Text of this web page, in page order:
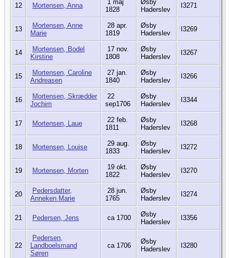
12 Mortensen, Anna
1 maj
1828
Øsby
Haderslev
I3271
13
Mortensen, Anne
Marie
28 apr.
1819
Øsby
Haderslev
I3269
14
Mortensen, Bodel
Kirstine
17 nov.
1808
Øsby
Haderslev
I3267
15
Mortensen, Caroline
Andreasen
27 jan.
1840
Øsby
Haderslev
I3266
16
Mortensen, Skrædder
Jochim
22
sep1706
Øsby
Haderslev
I3344
17 Mortensen, Laue
22 feb.
1811
Øsby
Haderslev
I3268
18 Mortensen, Louise
29 aug.
1833
Øsby
Haderslev
I3272
19 Mortensen, Morten
19 okt.
1822
Øsby
Haderslev
I3270
20
Pedersdatter,
Anneken Marie
28 jun.
1765
Øsby
Haderslev
I3274
21 Pedersen, Jens ca 1700
Øsby
Haderslev
I3356
22
Pedersen,
Landboelsmand
Søren
ca 1706
Øsby
Haderslev
I3280